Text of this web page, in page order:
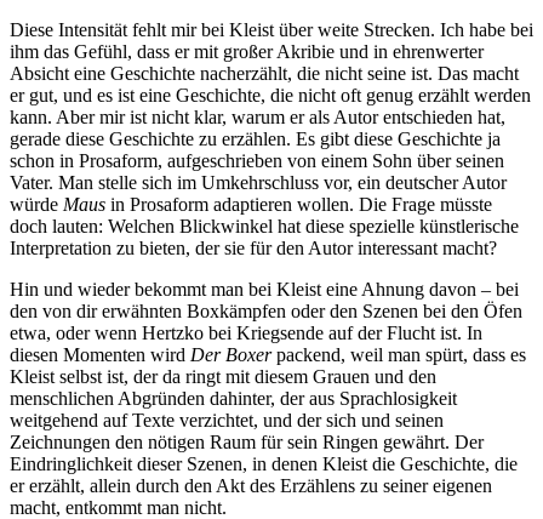
Diese Intensität fehlt mir bei Kleist über weite Strecken. Ich habe bei
ihm das Gefühl, dass er mit großer Akribie und in ehrenwerter
Absicht eine Geschichte nacherzählt, die nicht seine ist. Das macht
er gut, und es ist eine Geschichte, die nicht oft genug erzählt werden
kann. Aber mir ist nicht klar, warum er als Autor entschieden hat,
gerade diese Geschichte zu erzählen. Es gibt diese Geschichte ja
schon in Prosaform, aufgeschrieben von einem Sohn über seinen
Vater. Man stelle sich im Umkehrschluss vor, ein deutscher Autor
würde Maus in Prosaform adaptieren wollen. Die Frage müsste
doch lauten: Welchen Blickwinkel hat diese spezielle künstlerische
Interpretation zu bieten, der sie für den Autor interessant macht?
Hin und wieder bekommt man bei Kleist eine Ahnung davon – bei
den von dir erwähnten Boxkämpfen oder den Szenen bei den Öfen
etwa, oder wenn Hertzko bei Kriegsende auf der Flucht ist. In
diesen Momenten wird Der Boxerpackend, weil man spürt, dass es
Kleist selbst ist, der da ringt mit diesem Grauen und den
menschlichen Abgründen dahinter, der aus Sprachlosigkeit
weitgehend auf Texte verzichtet, und der sich und seinen
Zeichnungen den nötigen Raum für sein Ringen gewährt. Der
Eindringlichkeit dieser Szenen, in denen Kleist die Geschichte, die
er erzählt, allein durch den Akt des Erzählens zu seiner eigenen
macht, entkommt man nicht.